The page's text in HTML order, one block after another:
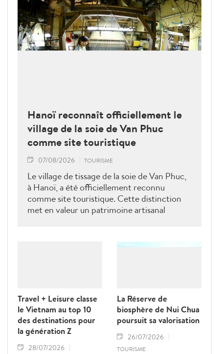
Hanoï reconnaît officiellement le
village de la soie de Van Phuc
comme site touristique
07/08/2026 TOURISME
Le village de tissage de la soie de Van Phuc,
à Hanoï, a été officiellement reconnu
comme site touristique. Cette distinction
met en valeur un patrimoine artisanal
tourisme durable fondé sur la préservation
Travel + Leisure classe
le Vietnam au top 10
des destinations pour
la génération Z
28/07/2026
La Réserve de
biosphère de Nui Chua
poursuit sa valorisation
26/07/2026
TOURISME